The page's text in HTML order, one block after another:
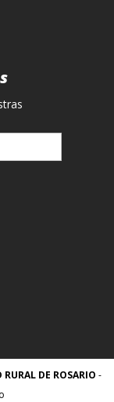
RURAL DE ROSARIO -